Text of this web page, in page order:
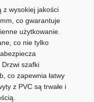
z wysokiej jakości
co gwarantuje
użytkowanie.
co nie tylko
szafki
co zapewnia łatwy
z PVC są trwałe i